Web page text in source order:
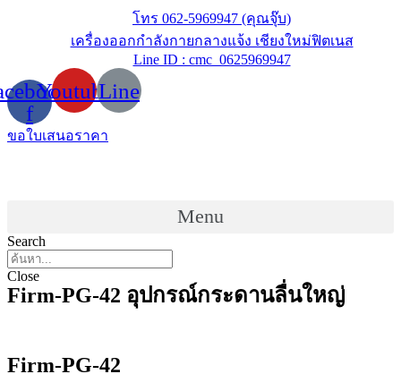
โทร 062-5969947 (คุณจุ๊บ)
เครื่องออกกำลังกายกลางแจ้ง เชียงใหม่ฟิตเนส
Line ID : cmc_0625969947
f
YoutubeLine
ขอใบเสนอราคา
Menu
Search
Close
Firm-PG-42 อุปกรณ์กระดานลื่นใหญ่
Firm-PG-42